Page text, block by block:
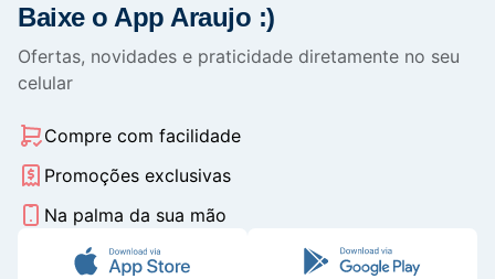
Baixe o App Araujo :)
Ofertas, novidades e praticidade diretamente no seu
celular
Compre com facilidade
Promoções exclusivas
Na palma da sua mão